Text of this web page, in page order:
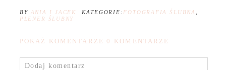
BY ANIA I JACEK KATEGORIE: FOTOGRAFIA ŚLUBNA
PLENER ŚLUBNY
POKAŻ KOMENTARZE 0 KOMENTARZE
Dodaj komentarz